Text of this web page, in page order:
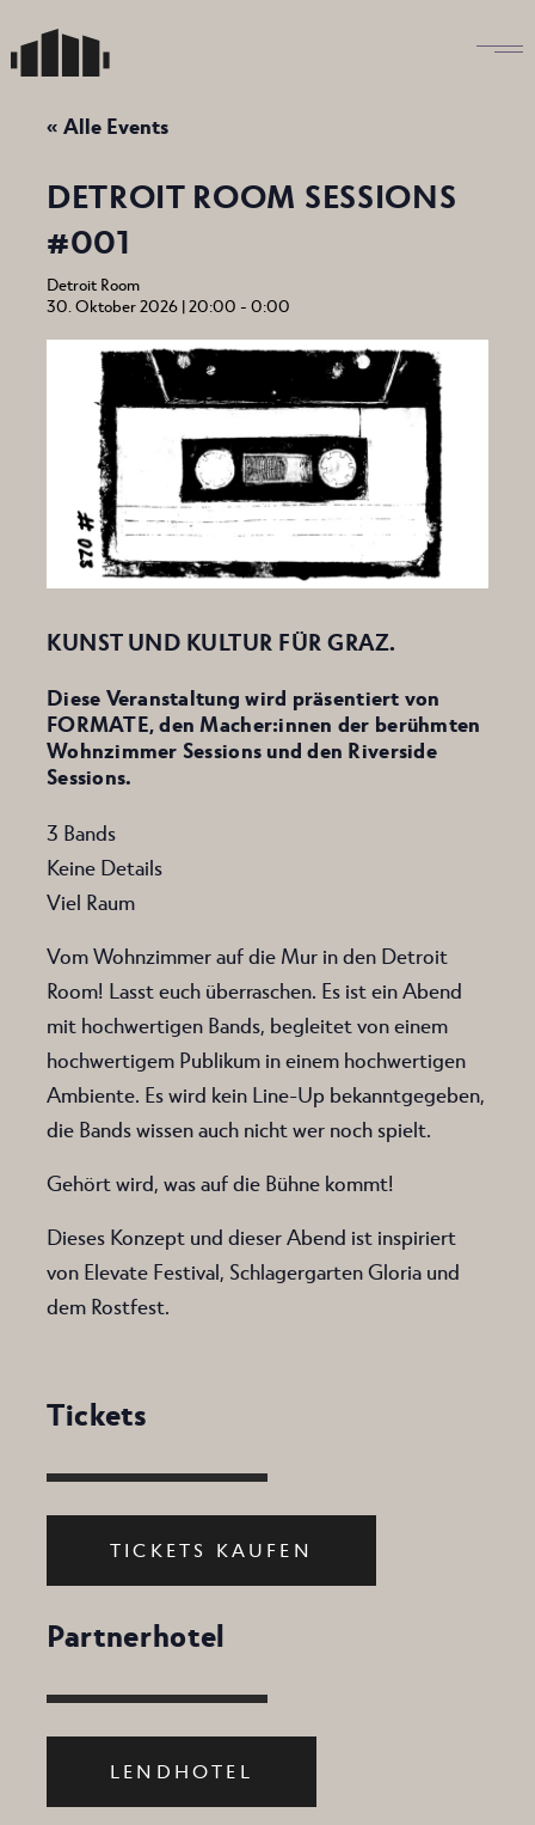
to
the
« Alle Events
DETROIT ROOM SESSIONS
#001
Detroit Room
30. Oktober 2026 | 20:00 -0:00
KUNST UND KULTUR FÜR GRAZ.
Diese Veranstaltung wird präsentiert von
FORMATE, den Macher:innen der berühmten
Wohnzimmer Sessions und den Riverside
Sessions.
3 Bands
Keine Details
Viel Raum
Vom Wohnzimmer auf die Mur in den Detroit
Room! Lasst euch überraschen. Es ist ein Abend
mit hochwertigen Bands, begleitet von einem
hochwertigem Publikum in einem hochwertigen
Ambiente. Es wird kein Line-Up bekanntgegeben,
die Bands wissen auch nicht wer noch spielt.
Gehört wird, was auf die Bühne kommt!
Dieses Konzept und dieser Abend ist inspiriert
von Elevate Festival, Schlagergarten Gloria und
dem Rostfest.
Tickets
TICKETS KAUFEN
Partnerhotel
LENDHOTEL